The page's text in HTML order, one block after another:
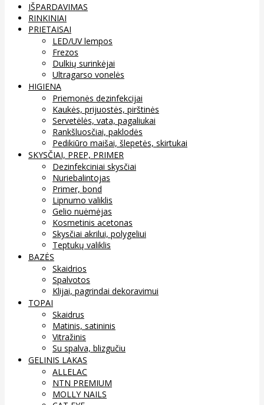
IŠPARDAVIMAS
RINKINIAI
PRIETAISAI
LED/UV lempos
Frezos
Dulkių surinkėjai
Ultragarso vonelės
HIGIENA
Priemonės dezinfekcijai
Kaukės, prijuostės, pirštinės
Servetėlės, vata, pagaliukai
Rankšluosčiai, paklodės
Pedikiūro maišai, šlepetės, skirtukai
SKYSČIAI, PREP, PRIMER
Dezinfekciniai skysčiai
Nuriebalintojas
Primer, bond
Lipnumo valiklis
Gelio nuėmėjas
Kosmetinis acetonas
Skysčiai akrilui, polygeliui
Teptukų valiklis
BAZĖS
Skaidrios
Spalvotos
Klijai, pagrindai dekoravimui
TOPAI
Skaidrus
Matinis, satininis
Vitražinis
Su spalva, blizgučiu
GELINIS LAKAS
ALLELAC
NTN PREMIUM
MOLLY NAILS